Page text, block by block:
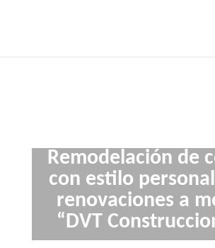
Remodelación de
con estilo
renovaciones a
“DVT